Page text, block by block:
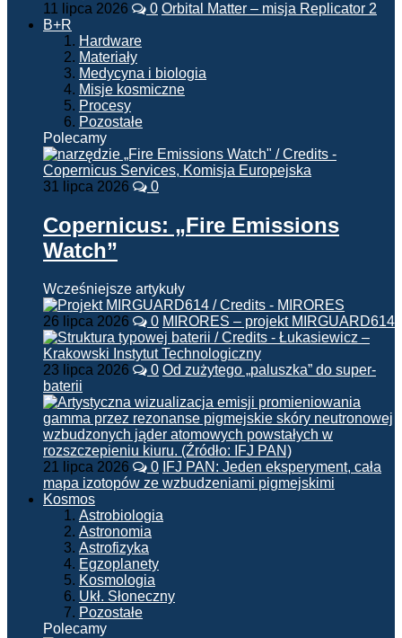
11 lipca 2026 0 Orbital Matter – misja Replicator 2
B+R
Hardware
Materiały
Medycyna i biologia
Misje kosmiczne
Procesy
Pozostałe
Polecamy
31 lipca 2026 0
Copernicus: „Fire Emissions
Watch”
Wcześniejsze artykuły
26 lipca 2026 0 MIRORES – projekt MIRGUARD614
23 lipca 2026 0 Od zużytego „paluszka” do super-
baterii
21 lipca 2026 0 IFJ PAN: Jeden eksperyment, cała
mapa izotopów ze wzbudzeniami pigmejskimi
Kosmos
Astrobiologia
Astronomia
Astrofizyka
Egzoplanety
Kosmologia
Ukł. Słoneczny
Pozostałe
Polecamy